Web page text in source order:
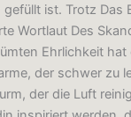
ist. Trotz Das
Wortlaut Des
Ehrlichkeit hat
der schwer zu
der die Luft